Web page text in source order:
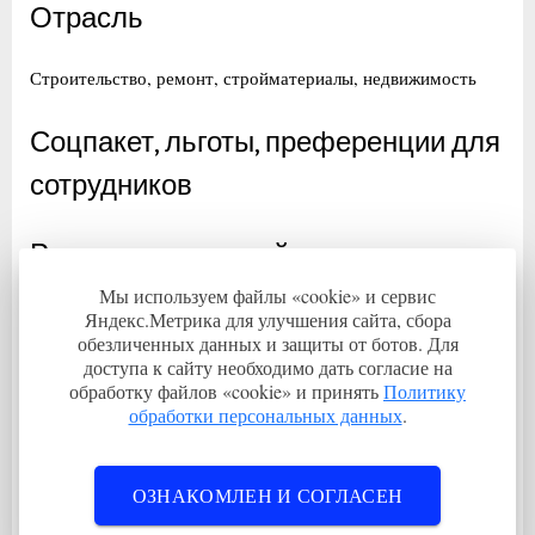
Отрасль
Строительство, ремонт, стройматериалы, недвижимость
Соцпакет, льготы, преференции для
сотрудников
Регион трудоустройства
Хабаровский край.
Хабаровский край
Навигация
записям
Вакансия испытатель электрических машин, аппаратов и
Вакансия старшего водителя автомобиля с проживанием
Мы используем файлы «cookie» и сервис
Яндекс.Метрика для улучшения сайта, сбора
обезличенных данных и защиты от ботов. Для
доступа к сайту необходимо дать согласие на
обработку файлов «cookie» и принятьПолитику
обработки персональных данных.
ОЗНАКОМЛЕН И СОГЛАСЕН